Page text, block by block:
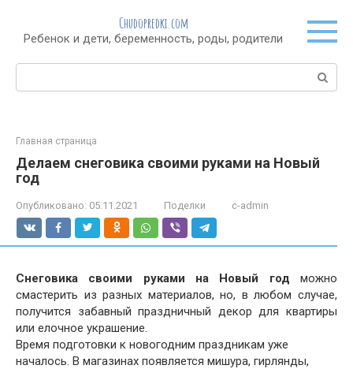
контенту
Chudopredki.com
Ребенок и дети, беременность, роды, родители
Поиск:
Главная страница
Делаем снеговика своими руками на Новый
год
Опубликовано: 05.11.2021 Поделки c-admin
Cнеговика своими руками на Новый год можно
смастерить из разных материалов, но, в любом случае,
получится забавный праздничный декор для квартиры
или елочное украшение.
Время подготовки к новогодним праздникам уже
началось. В магазинах появляется мишура, гирлянды,